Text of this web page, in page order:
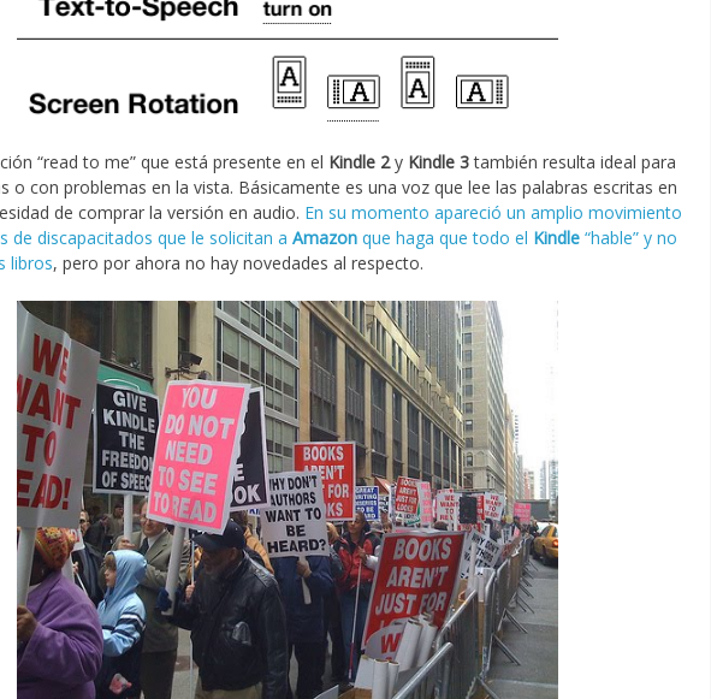
“read to me” que está presente en el Kindle 2y Kindle 3también resulta ideal para
o con problemas en la vista. Básicamente es una voz que lee las palabras escritas en
de comprar la versión en audio. En su momento apareció un amplio movimiento
de discapacitados que le solicitan aAmazon que haga que todo el Kindle “hable” y no
libros, pero por ahora no hay novedades al respecto.